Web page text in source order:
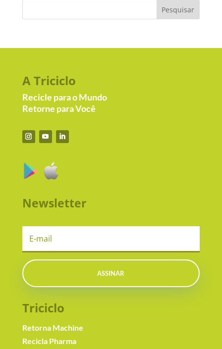
A Triciclo
Recicle para o Mundo
Retorne para Você
Newsletter
ASSINAR
Triciclo
Retorna Machine
Recicla Pharma